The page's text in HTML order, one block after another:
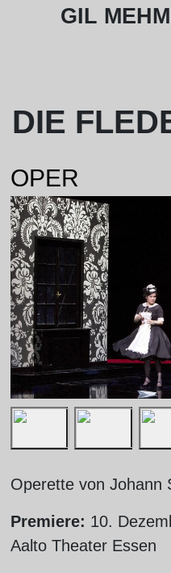
GIL
DIE
OPER
Operette von Johann
Premiere: 10.
Aalto Theater Essen